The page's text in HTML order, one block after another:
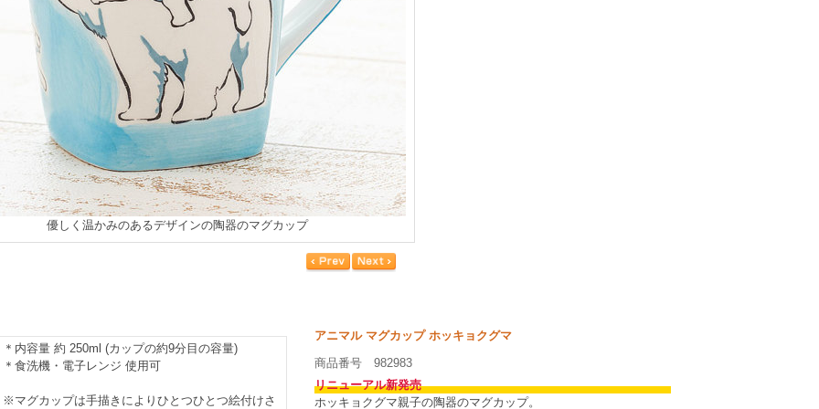
優しく温かみのあるデザインの陶器のマグカップ
＊内容量 約 250ml (カップの約9分目の容量)
＊食洗機・電子レンジ 使用可
※マグカップは手描きによりひとつひとつ絵付けさ
アニマル マグカップ ホッキョクグマ
商品番号 982983
リニューアル新発売
ホッキョクグマ親子の陶器のマグカップ。